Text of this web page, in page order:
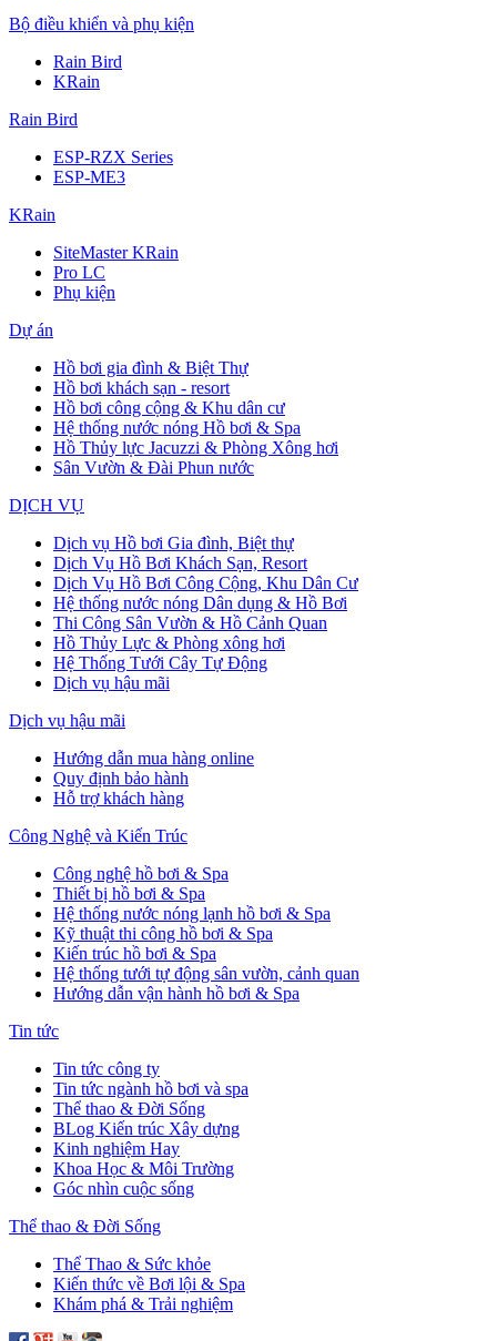
Bộ điều khiển và phụ kiện
Rain Bird
KRain
Rain Bird
ESP-RZX Series
ESP-ME3
KRain
SiteMaster KRain
Pro LC
Phụ kiện
Dự án
Hồ bơi gia đình & Biệt Thự
Hồ bơi khách sạn - resort
Hồ bơi công cộng & Khu dân cư
Hệ thống nước nóng Hồ bơi & Spa
Hồ Thủy lực Jacuzzi & Phòng Xông hơi
Sân Vườn & Đài Phun nước
DỊCH VỤ
Dịch vụ Hồ bơi Gia đình, Biệt thự
Dịch Vụ Hồ Bơi Khách Sạn, Resort
Dịch Vụ Hồ Bơi Công Cộng, Khu Dân Cư
Hệ thống nước nóng Dân dụng & Hồ Bơi
Thi Công Sân Vườn & Hồ Cảnh Quan
Hồ Thủy Lực & Phòng xông hơi
Hệ Thống Tưới Cây Tự Động
Dịch vụ hậu mãi
Dịch vụ hậu mãi
Hướng dẫn mua hàng online
Quy định bảo hành
Hỗ trợ khách hàng
Công Nghệ và Kiến Trúc
Công nghệ hồ bơi & Spa
Thiết bị hồ bơi & Spa
Hệ thống nước nóng lạnh hồ bơi & Spa
Kỹ thuật thi công hồ bơi & Spa
Kiến trúc hồ bơi & Spa
Hệ thống tưới tự động sân vườn, cảnh quan
Hướng dẫn vận hành hồ bơi & Spa
Tin tức
Tin tức công ty
Tin tức ngành hồ bơi và spa
Thể thao & Đời Sống
BLog Kiến trúc Xây dựng
Kinh nghiệm Hay
Khoa Học & Môi Trường
Góc nhìn cuộc sống
Thể thao & Đời Sống
Thể Thao & Sức khỏe
Kiến thức về Bơi lội & Spa
Khám phá & Trải nghiệm